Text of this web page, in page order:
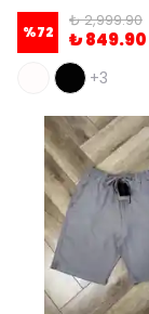
%72
₺ 2,999.90
₺ 849.90
+3